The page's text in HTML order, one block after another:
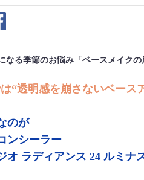
なる季節のお悩み「ベースメイクの
“透明感を崩さないベース
のが
ンシーラー
オ ラディアンス 24 ルミナ